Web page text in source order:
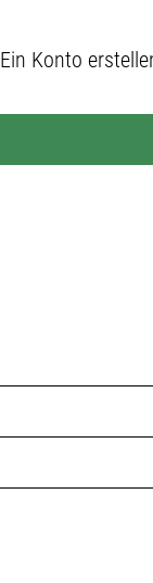
Ein Konto